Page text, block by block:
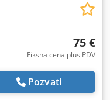
75 €
Fiksna cena plus PDV
Pozvati